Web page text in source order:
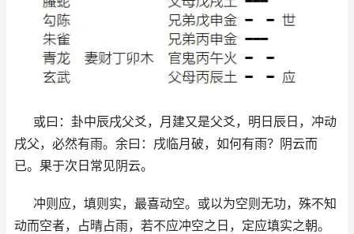
或曰：卦中辰戌父爻，月建又是父爻，明日辰日，冲动
戌父，必然有雨。余曰：戌临月破，如何有雨？阴云而
已。果于次日常见阴云。
冲则应，填则实，最喜动空。或以为空则无功，殊不知
动而空者，占晴占雨，若不应冲空之日，定应填实之朝。